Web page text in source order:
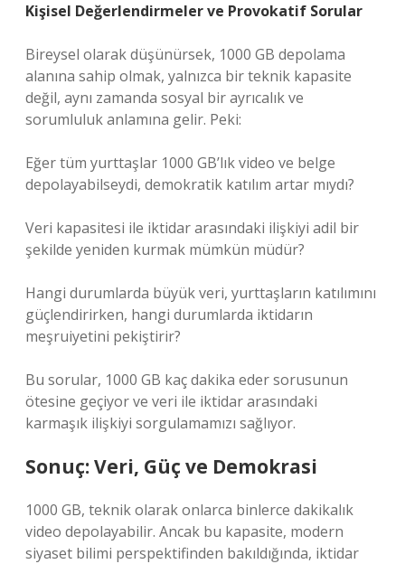
Kişisel Değerlendirmeler ve Provokatif Sorular
Bireysel olarak düşünürsek, 1000 GB depolama
alanına sahip olmak, yalnızca bir teknik kapasite
değil, aynı zamanda sosyal bir ayrıcalık ve
sorumluluk anlamına gelir. Peki:
Eğer tüm yurttaşlar 1000 GB’lık video ve belge
depolayabilseydi, demokratik katılım artar mıydı?
Veri kapasitesi ile iktidar arasındaki ilişkiyi adil bir
şekilde yeniden kurmak mümkün müdür?
Hangi durumlarda büyük veri, yurttaşların katılımını
güçlendirirken, hangi durumlarda iktidarın
meşruiyetini pekiştirir?
Bu sorular, 1000 GB kaç dakika eder sorusunun
ötesine geçiyor ve veri ile iktidar arasındaki
karmaşık ilişkiyi sorgulamamızı sağlıyor.
Sonuç: Veri, Güç ve Demokrasi
1000 GB, teknik olarak onlarca binlerce dakikalık
video depolayabilir. Ancak bu kapasite, modern
siyaset bilimi perspektifinden bakıldığında, iktidar